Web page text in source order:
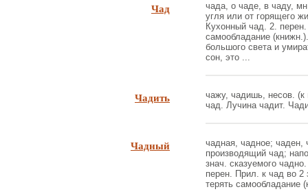
Чад
чада, о чаде, в чаду,
угля или от горящего
Кухонный чад. 2.
самообладание
большого света и
сон, это ...
Чадить
чажу, чадишь, несов. (к
чад. Лучина чадит.
Чадный
чадная, чадное; чаден,
производящий чад;
знач. сказуемого
перен. Прил. к чад во
терять самообладание